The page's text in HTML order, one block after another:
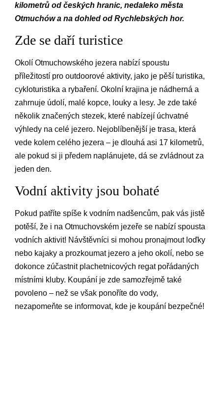
kilometrů od českých hranic, nedaleko města
Otmuchów a na dohled od Rychlebských hor.
Zde se daří turistice
Okolí Otmuchowského jezera nabízí spoustu
příležitostí pro outdoorové aktivity, jako je pěší turistika,
cykloturistika a rybaření. Okolní krajina je nádherná a
zahrnuje údolí, malé kopce, louky a lesy. Je zde také
několik značených stezek, které nabízejí úchvatné
výhledy na celé jezero. Nejoblíbenější je trasa, která
vede kolem celého jezera – je dlouhá asi 17 kilometrů,
ale pokud si ji předem naplánujete, dá se zvládnout za
jeden den.
Vodní aktivity jsou bohaté
Pokud patříte spíše k vodním nadšencům, pak vás jistě
potěší, že i na Otmuchovském jezeře se nabízí spousta
vodních aktivit! Návštěvníci si mohou pronajmout loďky
nebo kajaky a prozkoumat jezero a jeho okolí, nebo se
dokonce zúčastnit plachetnicových regat pořádaných
místními kluby. Koupání je zde samozřejmě také
povoleno – než se však ponoříte do vody,
nezapomeňte se informovat, kde je koupání bezpečné!